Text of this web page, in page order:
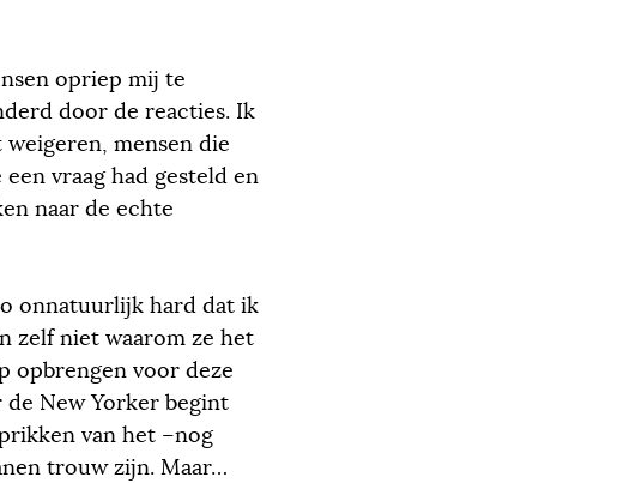
opriep mij te
door de reacties. Ik
mensen die
vraag had gesteld en
naar de echte
onnatuurlijk hard dat ik
zelf niet waarom ze het
opbrengen voor deze
de New Yorker begint
van het –nog
trouw zijn. Maar…